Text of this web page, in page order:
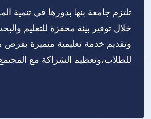
تلتزم جامعة بنها بدورها في تنمية
خلال توفير بيئة محفزة للتعليم
وتقديم خدمة تعليمية متميزة بفرص
للطلاب،وتعظيم الشراكة مع